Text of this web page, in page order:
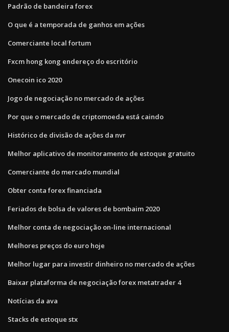
Padrão de bandeira forex
O que é a temporada de ganhos em ações
Comerciante local fortum
Fxcm hong kong endereço do escritório
Onecoin ico 2020
Jogo de negociação no mercado de ações
Por que o mercado de criptomoeda está caindo
Histórico de divisão de ações da nvr
Melhor aplicativo de monitoramento de estoque gratuito
Comerciante do mercado mundial
Obter conta forex financiada
Feriados de bolsa de valores de bombaim 2020
Melhor conta de negociação on-line internacional
Melhores preços do euro hoje
Melhor lugar para investir dinheiro no mercado de ações
Baixar plataforma de negociação forex metatrader 4
Notícias da ava
Stacks de estoque stx